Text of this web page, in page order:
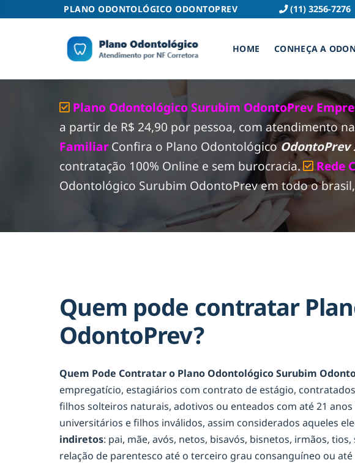
PLANO ODONTOLÓGICO ODONTOPREV (11) 3256-7276
HOME CONHEÇA A
Plano Odontológico Surubim OdontoPrev
a partir de R$ 24,90 por pessoa, com atendimento
FamiliarConfira o Plano Odontológico
contratação 100% Online e sem burocracia.
Rede
Odontológico Surubim OdontoPrev em todo o
Quem pode contratar
OdontoPrev?
Quem Pode Contratar o Plano Odontológico Surubim
empregatício, estagiários com contrato de estágio,
filhos solteiros naturais, adotivos ou enteados com até 21
universitários e filhos inválidos, assim considerados aqueles
indiretos: pai, mãe, avós, netos, bisavós, bisnetos, irmãos,
relação de parentesco até o terceiro grau consanguíneo ou